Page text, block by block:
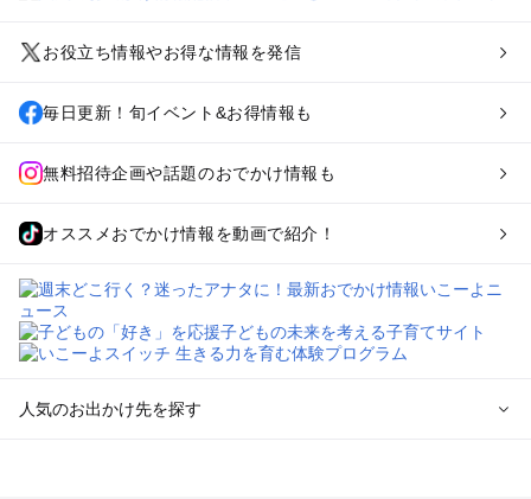
お役立ち情報やお得な情報を発信
毎日更新！旬イベント&お得情報も
無料招待企画や話題のおでかけ情報も
オススメおでかけ情報を動画で紹介！
人気のお出かけ先を探す